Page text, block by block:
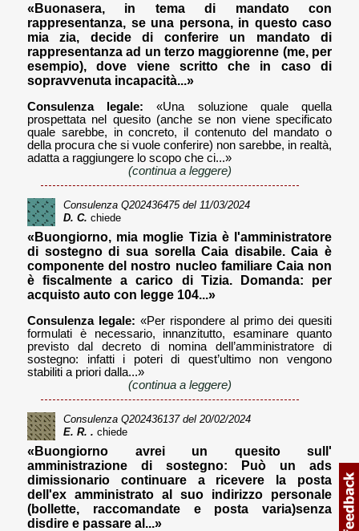
«Buonasera, in tema di mandato con
rappresentanza, se una persona, in questo caso
mia zia, decide di conferire un mandato di
rappresentanza ad un terzo maggiorenne (me, per
esempio), dove viene scritto che in caso di
sopravvenuta incapacità...»
Consulenza legale: «Una soluzione quale quella
prospettata nel quesito (anche se non viene specificato
quale sarebbe, in concreto, il contenuto del mandato o
della procura che si vuole conferire) non sarebbe, in realtà,
adatta a raggiungere lo scopo che ci...»
(continua a leggere)
Consulenza Q202436475del 11/03/2024
D. C. chiede
«Buongiorno, mia moglie Tizia è l'amministratore
di sostegno di sua sorella Caia disabile. Caia è
componente del nostro nucleo familiare Caia non
è fiscalmente a carico di Tizia. Domanda: per
acquisto auto con legge 104...»
Consulenza legale: «Per rispondere al primo dei quesiti
formulati è necessario, innanzitutto, esaminare quanto
previsto dal decreto di nomina dell’amministratore di
sostegno: infatti i poteri di quest’ultimo non vengono
stabiliti a priori dalla...»
(continua a leggere)
Consulenza Q202436137del 20/02/2024
E. R. . chiede
«Buongiorno avrei un quesito sull'
amministrazione di sostegno: Può un ads
dimissionario continuare a ricevere la posta
dell'ex amministrato al suo indirizzo personale
(bollette, raccomandate e posta varia)senza
disdire e passare al...»